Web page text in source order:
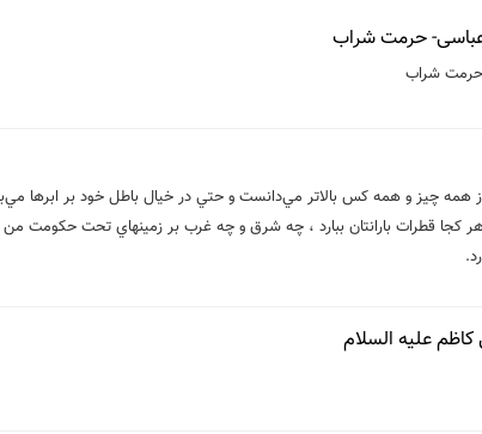
عباسی- حرمت شراب
حرمت شراب
همه چيز و همه کس بالاتر مي‌دانست و حتي در خيال باطل خود بر ابرها
کجا قطرات بارانتان ببارد ، چه شرق و چه غرب بر زمينهاي تحت حکومت من
علیه السلام